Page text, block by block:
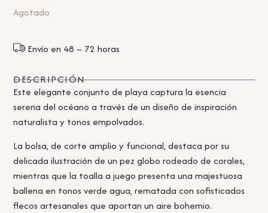
Agotado
Envío en 48 – 72 horas
DESCRIPCIÓN
Este elegante conjunto de playa captura la esencia
serena del océano a través de un diseño de inspiración
naturalista y tonos empolvados.
La bolsa, de corte amplio y funcional, destaca por su
delicada ilustración de un pez globo rodeado de corales,
mientras que la toalla a juego presenta una majestuosa
ballena en tonos verde agua, rematada con sofisticados
flecos artesanales que aportan un aire bohemio.